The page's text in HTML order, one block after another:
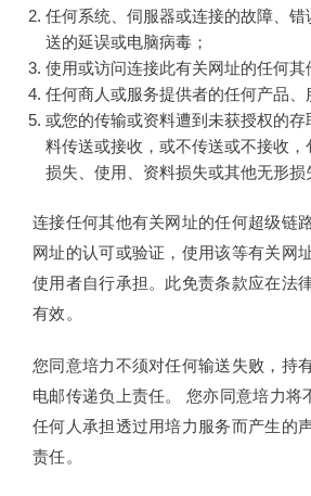
任何系统、伺服器或连接的故障、
送的延误或电脑病毒；
使用或访问连接此有关网址的任何其
任何商人或服务提供者的任何产品、
或您的传输或资料遭到未获授权的存
料传送或接收，或不传送或不接收，
损失、使用、资料损失或其他无形损
连接任何其他有关网址的任何超级链
网址的认可或验证，使用该等有关网
使用者自行承担。此免责条款应在法
有效。
您同意培力不须对任何输送失败，持
电邮传递负上责任。 您亦同意培力将
任何人承担透过用培力服务而产生的
责任。